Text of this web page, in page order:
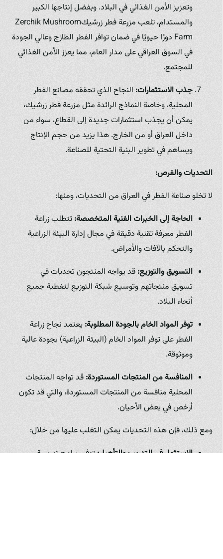
وتعزيز الأمن الغذائي في البلاد. وبفضل إنتاجها الكبير
والمستدام، تلعب مزرعة فطر زرشيكZerchik Mushroom
Farm دورًا حيويًا في ضمان توافر الفطر الطازج وعالي الجودة
في السوق العراقي على مدار العام، مما يعزز الأمن الغذائي
للمجتمع.
جذب الاستثمارات:النجاح الذي تحققه مصانع الفطر
المحلية، وخاصة النماذج الرائدة مثل مزرعة فطر زرشيك،
يمكن أن يجذب استثمارات جديدة إلى القطاع، سواء من
داخل العراق أو من الخارج. هذا يزيد من حجم الإنتاج
ويساهم في تطوير البنية التحتية للصناعة.
التحديات والفرص:
لا تخلو صناعة الفطر في العراق من التحديات، ومنها:
الحاجة إلى الخبرات الفنية المتخصصة:تتطلب زراعة
الفطر معرفة تقنية دقيقة في مجال إدارة البيئة الزراعية
والتحكم بالآفات والأمراض.
التسويق والتوزيع:قد يواجه المنتجون تحديات في
تسويق منتجاتهم وتوسيع شبكة التوزيع لتغطية جميع
أنحاء البلاد.
توفر المواد الخام بالجودة المطلوبة:يعتمد نجاح زراعة
الفطر على توفر المواد الخام (البيئة الزراعية) بجودة عالية
وموثوقة.
المنافسة من المنتجات المستوردة:قد تواجه المنتجات
المحلية منافسة من المنتجات المستوردة، والتي قد تكون
أرخص في بعض الأحيان.
ومع ذلك، فإن هذه التحديات يمكن التغلب عليها من خلال:
الاستثمار في التدريب والتأهيل:توفير برامج تدريبية